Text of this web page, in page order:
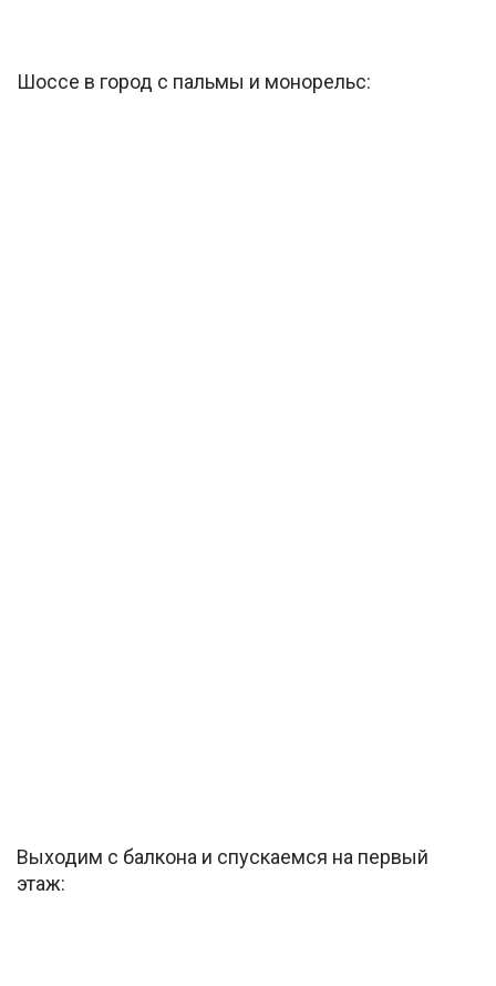
Шоссе в город с пальмы и монорельс:
Выходим с балкона и спускаемся на первый
этаж: